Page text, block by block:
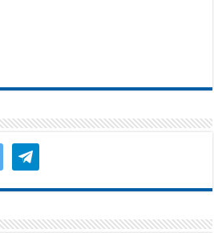
telegram